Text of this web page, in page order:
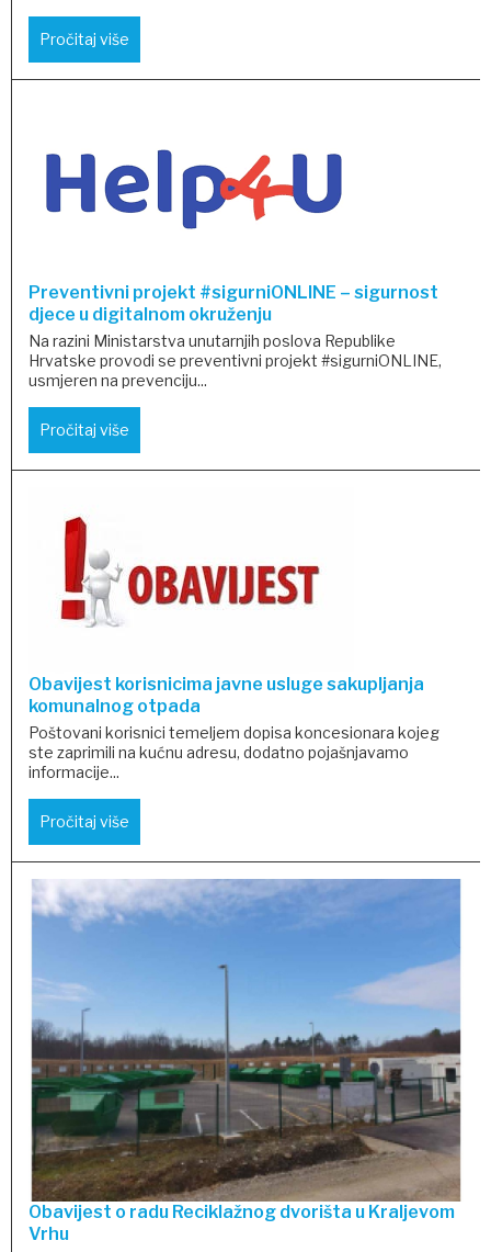
Pročitaj više
Preventivni projekt #sigurniONLINE – sigurnost
djece u digitalnom okruženju
Na razini Ministarstva unutarnjih poslova Republike
Hrvatske provodi se preventivni projekt #sigurniONLINE,
usmjeren na prevenciju...
Pročitaj više
Obavijest korisnicima javne usluge sakupljanja
komunalnog otpada
Poštovani korisnici temeljem dopisa koncesionara kojeg
ste zaprimili na kućnu adresu, dodatno pojašnjavamo
informacije...
Pročitaj više
Obavijest o radu Reciklažnog dvorišta u Kraljevom
Vrhu